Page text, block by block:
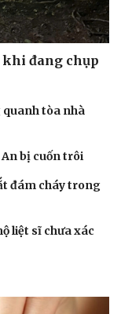
đang chụp
quanh tòa nhà
An bị cuốn trôi
đám cháy trong
liệt sĩ chưa xác